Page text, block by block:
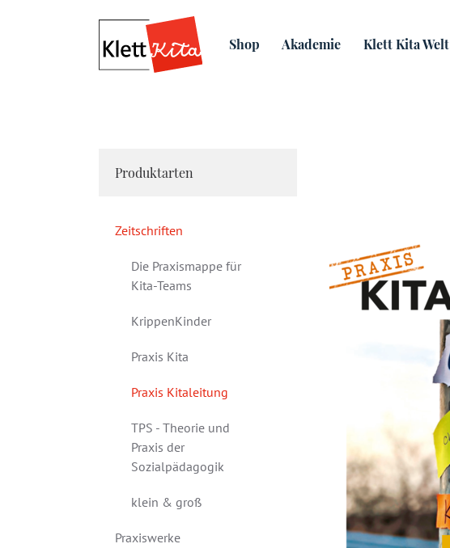
Shop Akademie Klett Kita Welt
Zeitschriften Praxis Kitaleitung
Produktarten
Zeitschriften
Die Praxismappe für
Kita-Teams
KrippenKinder
Praxis Kita
Praxis Kitaleitung
TPS - Theorie und
Praxis der
Sozialpädagogik
klein & groß
Praxiswerke